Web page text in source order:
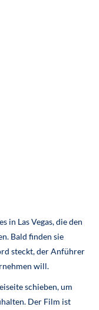
in Las Vegas, die den
Bald finden sie
steckt, der Anführer
will.
schieben, um
Der Film ist